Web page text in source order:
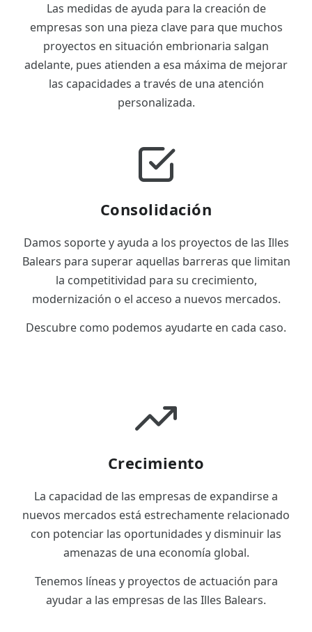
Las medidas de ayuda para la creación de
empresas son una pieza clave para que muchos
proyectos en situación embrionaria salgan
adelante, pues atienden a esa máxima de mejorar
las capacidades a través de una atención
personalizada.
Consolidación
Damos soporte y ayuda a los proyectos de las Illes
Balears para superar aquellas barreras que limitan
la competitividad para su crecimiento,
modernización o el acceso a nuevos mercados.
Descubre como podemos ayudarte en cada caso.
Crecimiento
La capacidad de las empresas de expandirse a
nuevos mercados está estrechamente relacionado
con potenciar las oportunidades y disminuir las
amenazas de una economía global.
Tenemos líneas y proyectos de actuación para
ayudar a las empresas de las Illes Balears.